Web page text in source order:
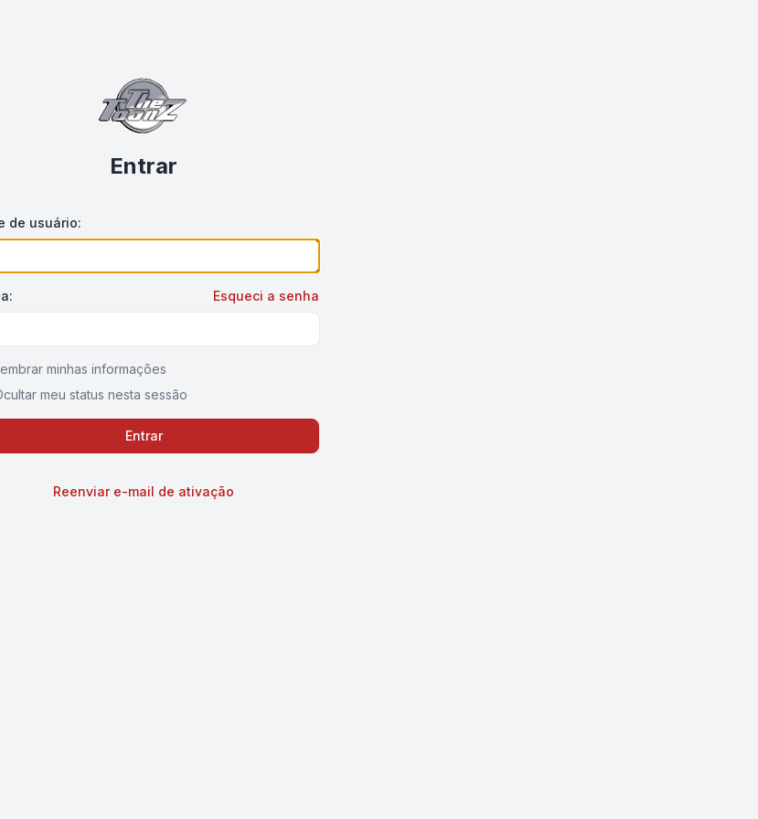
Entrar
de usuário:
Esqueci a senha
hide password
minhas informações
meu status nesta sessão
Reenviar e-mail de ativação